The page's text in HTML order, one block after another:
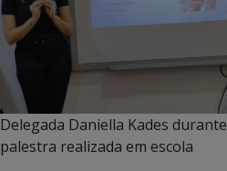
Delegada Daniella Kades durante
palestra realizada em escola